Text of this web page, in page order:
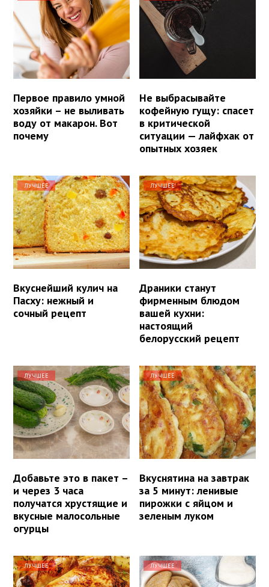
Первое правило умной
хозяйки – не выливать
воду от макарон. Вот
почему
Не выбрасывайте
кофейную гущу: спасет
в критической
ситуации — лайфхак от
опытных хозяек
ЛУЧШЕЕ
Вкуснейший кулич на
Пасху: нежный и
сочный рецепт
ЛУЧШЕЕ
Драники станут
фирменным блюдом
вашей кухни:
настоящий
белорусский рецепт
ЛУЧШЕЕ
Добавьте это в пакет –
и через 3 часа
получатся хрустящие и
вкусные малосольные
огурцы
ЛУЧШЕЕ
Вкуснятина на завтрак
за 5 минут: ленивые
пирожки с яйцом и
зеленым луком
ЛУЧШЕЕ ЛУЧШЕЕ